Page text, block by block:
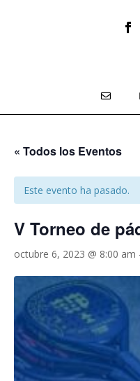
« Todos los Eventos
Este evento ha pasado.
V Torneo de
octubre 6, 2023 @ 8:00 am